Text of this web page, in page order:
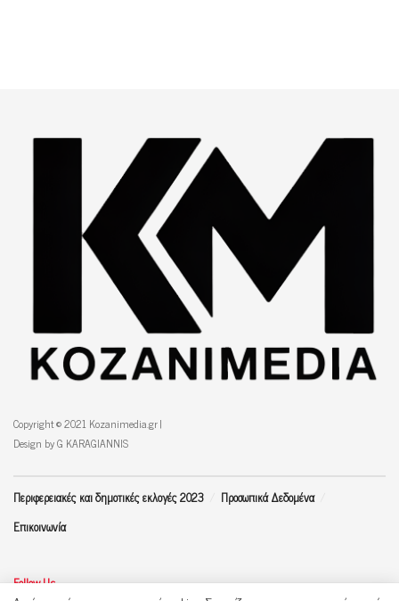
Copyright © 2021 Kozanimedia.gr |
Design by G KARAGIANNIS
Περιφερειακές και δημοτικές εκλογές 2023
Προσωπικά Δεδομένα
Επικοινωνία
Follow Us